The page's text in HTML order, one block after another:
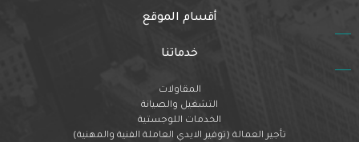
أقسام الموقع
خدماتنا
المقاولات
التشغيل والصيانة
الخدمات اللوجستية
تأجير العمالة (توفير الايدي العاملة الفنية والمهنية)